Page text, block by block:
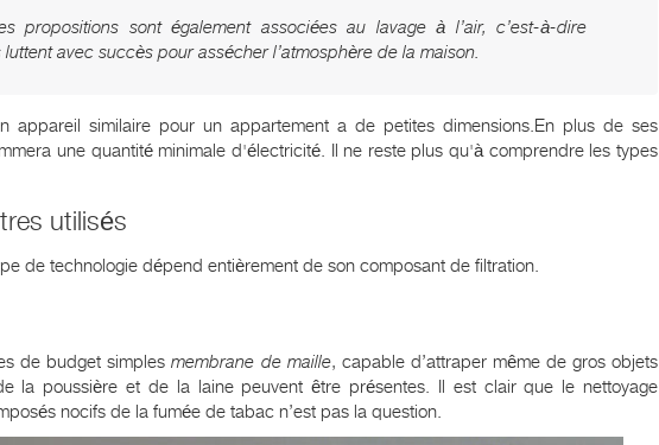
propositions sont également associées au lavage à l’air, c’est-à-dire
luttent avec succès pour assécher l’atmosphère de la maison.
appareil similaire pour un appartement a de petites dimensions.En plus de ses
une quantité minimale d'électricité. Il ne reste plus qu'à comprendre les types
utilisés
de technologie dépend entièrement de son composant de filtration.
de budget simplesmembrane de maille, capable d’attraper même de gros objets
la poussière et de la laine peuvent être présentes. Il est clair que le nettoyage
nocifs de la fumée de tabac n’est pas la question.